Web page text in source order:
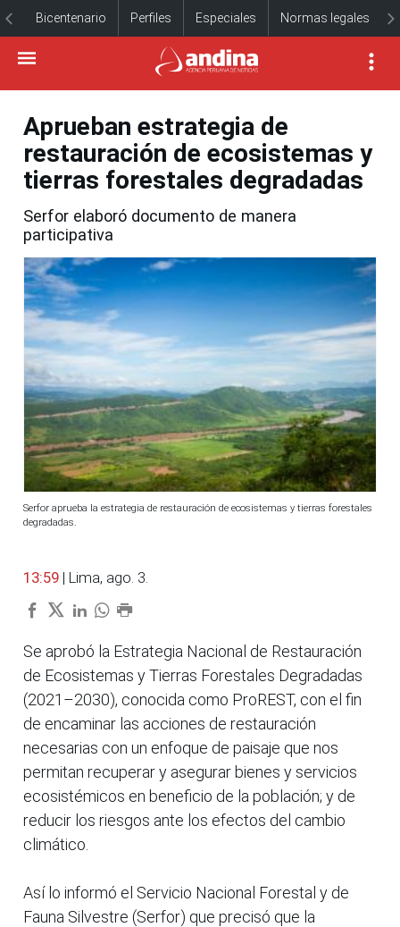
Bicentenario Perfiles Especiales Normas legales
Aprueban estrategia de
restauración de ecosistemas y
tierras forestales degradadas
Serfor elaboró documento de manera
participativa
Serfor aprueba la estrategia de restauración de ecosistemas y tierras forestales
degradadas.
13:59 | Lima, ago. 3.
Se aprobó la Estrategia Nacional de Restauración
de Ecosistemas y Tierras Forestales Degradadas
(2021–2030), conocida como ProREST, con el fin
de encaminar las acciones de restauración
necesarias con un enfoque de paisaje que nos
permitan recuperar y asegurar bienes y servicios
ecosistémicos en beneficio de la población; y de
reducir los riesgos ante los efectos del cambio
climático.
Así lo informó el Servicio Nacional Forestal y de
Fauna Silvestre (Serfor) que precisó que la